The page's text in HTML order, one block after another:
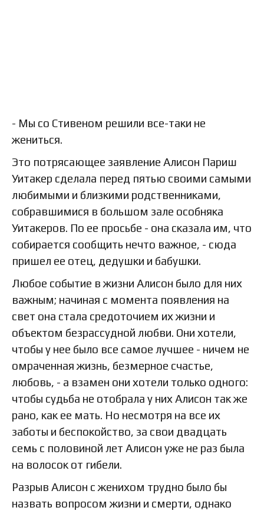
- Мы со Стивеном решили все-таки не
жениться.
Это потрясающее заявление Алисон Париш
Уитакер сделала перед пятью своими самыми
любимыми и близкими родственниками,
собравшимися в большом зале особняка
Уитакеров. По ее просьбе - она сказала им, что
собирается сообщить нечто важное, - сюда
пришел ее отец, дедушки и бабушки.
Любое событие в жизни Алисон было для них
важным; начиная с момента появления на
свет она стала средоточием их жизни и
объектом безрассудной любви. Они хотели,
чтобы у нее было все самое лучшее - ничем не
омраченная жизнь, безмерное счастье,
любовь, - а взамен они хотели только одного:
чтобы судьба не отобрала у них Алисон так же
рано, как ее мать. Но несмотря на все их
заботы и беспокойство, за свои двадцать
семь с половиной лет Алисон уже не раз была
на волосок от гибели.
Разрыв Алисон с женихом трудно было бы
назвать вопросом жизни и смерти, однако